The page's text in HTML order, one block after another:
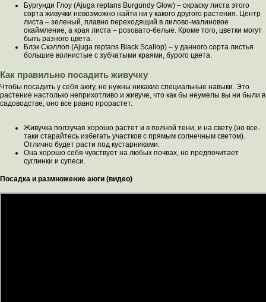
Бургунди Глоу (Ajuga reptans Burgundy Glow) – окраску листа этого
сорта живучки невозможно найти ни у какого другого растения. Центр
листа – зеленый, плавно переходящий в лилово-малиновое
окаймление, а края листа – розовато-белые. Кроме того, цветки могут
быть разного цвета.
Блэк Скэллоп (Ajuga reptans Black Scallop) – у данного сорта листья
большие волнистые с зубчатыми краями, бурого цвета.
Как правильно посадить живучку
Чтобы посадить у себя аюгу, не нужны никакие специальные навыки. Это
растение настолько неприхотливо и живуче, что как бы неумелы вы ни были в
садоводстве, оно все равно прорастет.
Живучка ползучая хорошо растет и в полной тени, и на свету (но все-
таки старайтесь избегать участков с прямым солнечным светом).
Отлично будет расти под кустарниками.
Она хорошо себя чувствует на любых почвах, но предпочитает
суглинки и супеси.
Посадка и размножение аюги (видео)